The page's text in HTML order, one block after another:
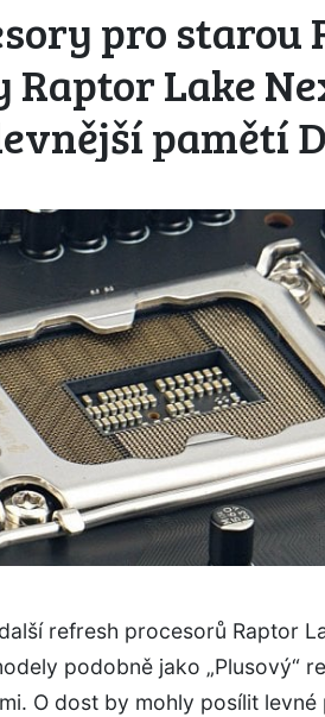
pro starou
Raptor Lake
pamětí
refresh procesorů Raptor
podobně jako „Plusový“
O dost by mohly posílit